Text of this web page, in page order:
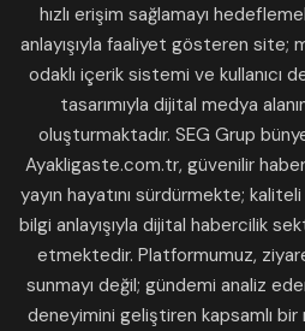
hızlı erişim sağlamayı
anlayışıyla faaliyet gösteren site;
odaklı içerik sistemi ve kullanıcı
tasarımıyla dijital medya
oluşturmaktadır. SEG Grup
Ayakligaste.com.tr, güvenilir
yayın hayatını sürdürmekte;
bilgi anlayışıyla dijital habercilik
etmektedir. Platformumuz,
sunmayı değil; gündemi analiz
deneyimini geliştiren kapsamlı